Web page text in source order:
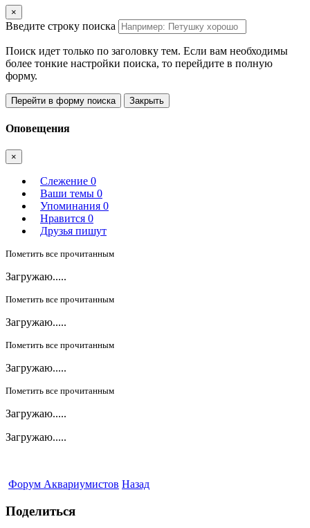
×
Введите строку поиска
Поиск идет только по заголовку тем. Если вам необходимы
более тонкие настройки поиска, то перейдите в полную
форму.
Перейти в форму поиска Закрыть
Оповещения
×
Слежение 0
Ваши темы 0
Упоминания 0
Нравится 0
Друзья пишут
Пометить все прочитанным
Загружаю.....
Пометить все прочитанным
Загружаю.....
Пометить все прочитанным
Загружаю.....
Пометить все прочитанным
Загружаю.....
Загружаю.....
Форум Аквариумистов Назад
Поделиться